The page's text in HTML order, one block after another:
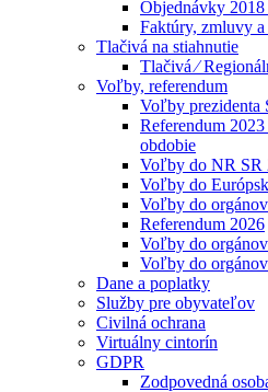
Objednávky
Faktúry, zmluvy
Tlačivá na stiahnutie
Tlačivá ⁄
Voľby, referendum
Voľby prezidenta
Referendum
obdobie
Voľby do NR SR
Voľby do
Voľby do
Referendum 2026
Voľby do
Voľby do
Dane a poplatky
Služby pre obyvateľov
Civilná ochrana
Virtuálny cintorín
GDPR
Zodpovedná